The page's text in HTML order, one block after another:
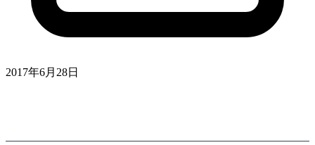
2017年6月28日